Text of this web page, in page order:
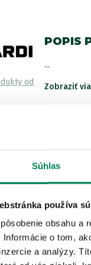
Súhlas
používa
obsahu a
Informácie o tom,
a analýzy.
od
POPIS
...
Zobraziť
TEJ
Akcia -26%